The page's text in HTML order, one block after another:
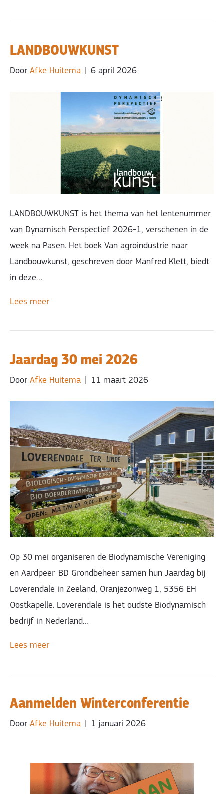
LANDBOUWKUNST
Door Afke Huitema 6 april 2026
LANDBOUWKUNST is het thema van het lentenummer
van Dynamisch Perspectief 2026-1, verschenen in de
week na Pasen. Het boek Van agroindustrie naar
Landbouwkunst, geschreven door Manfred Klett, biedt
in deze…
Lees meer
Jaardag 30 mei 2026
Door Afke Huitema 11 maart 2026
Op 30 mei organiseren de Biodynamische Vereniging
en Aardpeer-BD Grondbeheer samen hun Jaardag bij
Loverendale in Zeeland, Oranjezonweg 1, 5356 EH
Oostkapelle. Loverendale is het oudste Biodynamisch
bedrijf in Nederland…
Lees meer
Aanmelden Winterconferentie
Door Afke Huitema 1 januari 2026